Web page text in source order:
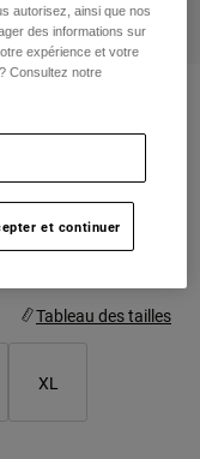
Jacket
29% OFF
Tableau des tailles
XL
autorisez, ainsi que nos
des informations sur
expérience et votre
Consultez notre
et continuer